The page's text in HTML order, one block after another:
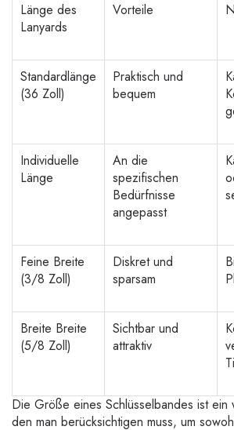
Länge des
Lanyards
Vorteile
Standardlänge
(36 Zoll)
Praktisch und
bequem
Individuelle
Länge
An die
spezifischen
Bedürfnisse
angepasst
Feine Breite
(3/8 Zoll)
Diskret und
sparsam
Breite Breite
(5/8 Zoll)
Sichtbar und
attraktiv
Die Größe eines Schlüsselbandes ist ein
den man berücksichtigen muss, um